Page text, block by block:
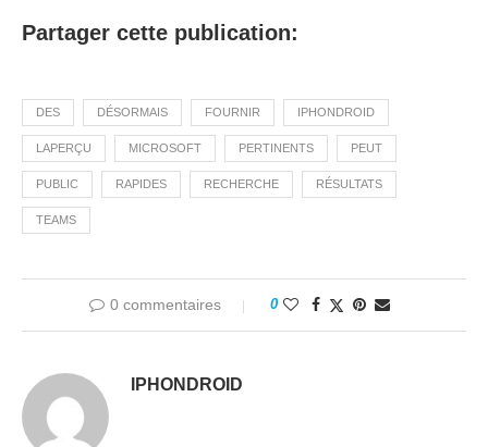
Partager cette publication:
DES DÉSORMAIS FOURNIR IPHONDROID
LAPERÇU MICROSOFT PERTINENTS PEUT
PUBLIC RAPIDES RECHERCHE RÉSULTATS
TEAMS
0 commentaires 0
IPHONDROID